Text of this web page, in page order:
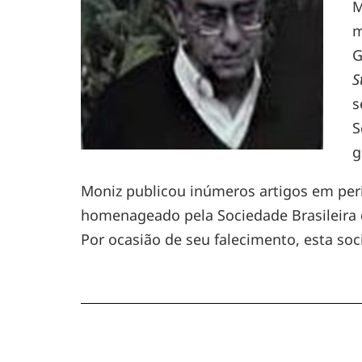
Moniz publicou inúmeros artigos em
homenageado pela Sociedade
Por ocasião de seu falecimento, esta